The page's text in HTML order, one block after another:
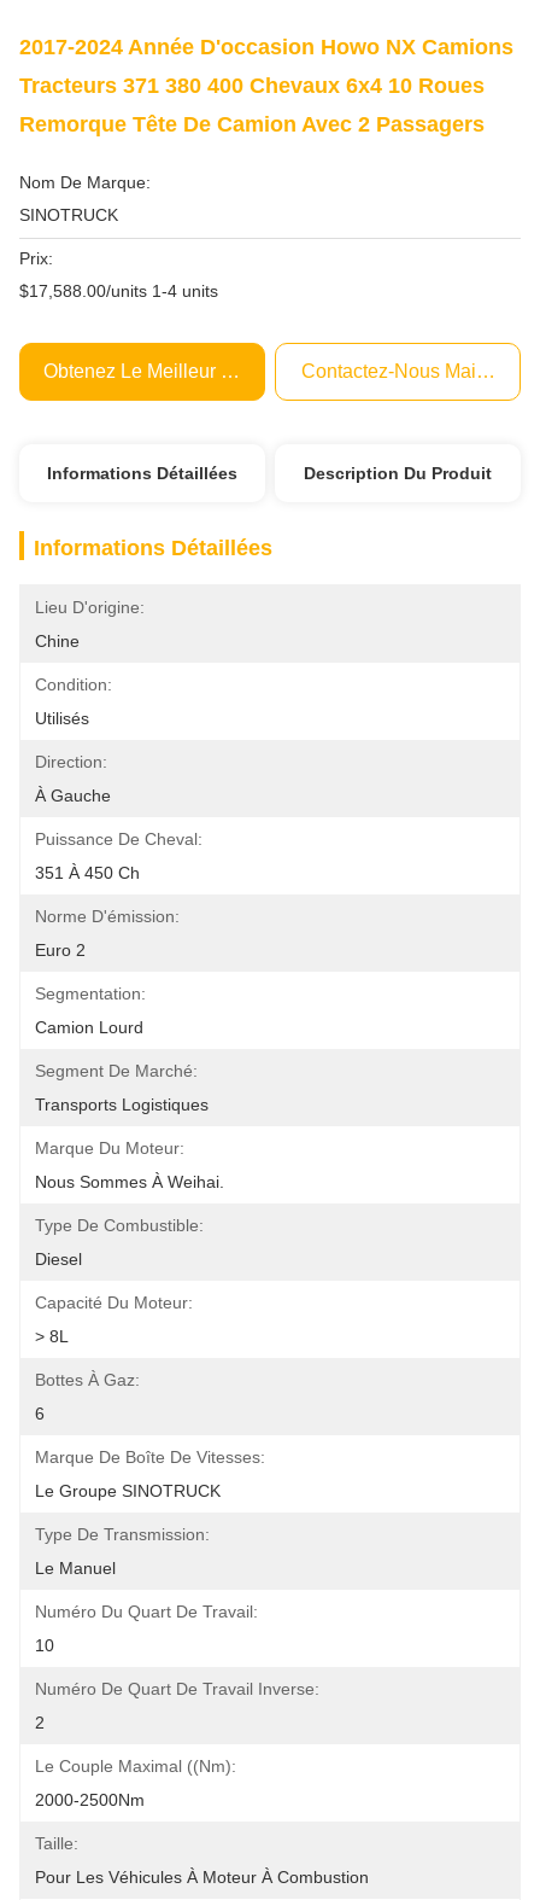
2017-2024 Année D'occasion Howo NX Camions
Tracteurs 371 380 400 Chevaux 6x4 10 Roues
Remorque Tête De Camion Avec 2 Passagers
Nom De Marque:
SINOTRUCK
Prix:
$17,588.00/units 1-4 units
Obtenez Le Meilleur Prix Contactez-Nous Maintenant
Informations Détaillées Description Du Produit
Informations Détaillées
Lieu D'origine:
Chine
Condition:
Utilisés
Direction:
À Gauche
Puissance De Cheval:
351 À 450 Ch
Norme D'émission:
Euro 2
Segmentation:
Camion Lourd
Segment De Marché:
Transports Logistiques
Marque Du Moteur:
Nous Sommes À Weihai.
Type De Combustible:
Diesel
Capacité Du Moteur:
> 8L
Bottes À Gaz:
6
Marque De Boîte De Vitesses:
Le Groupe SINOTRUCK
Type De Transmission:
Le Manuel
Numéro Du Quart De Travail:
10
Numéro De Quart De Travail Inverse:
2
Le Couple Maximal ((Nm):
2000-2500Nm
Taille:
Pour Les Véhicules À Moteur À Combustion